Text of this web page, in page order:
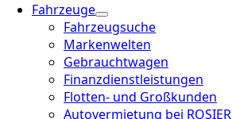
Fahrzeuge
Fahrzeugsuche
Markenwelten
Gebrauchtwagen
Finanzdienstleistungen
Flotten- und Großkunden
Autovermietung bei ROSIER